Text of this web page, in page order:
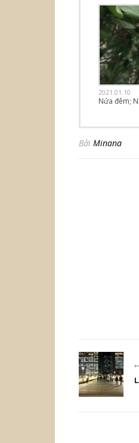
2021.01.10
Nửa đêm;
Bởi Minana